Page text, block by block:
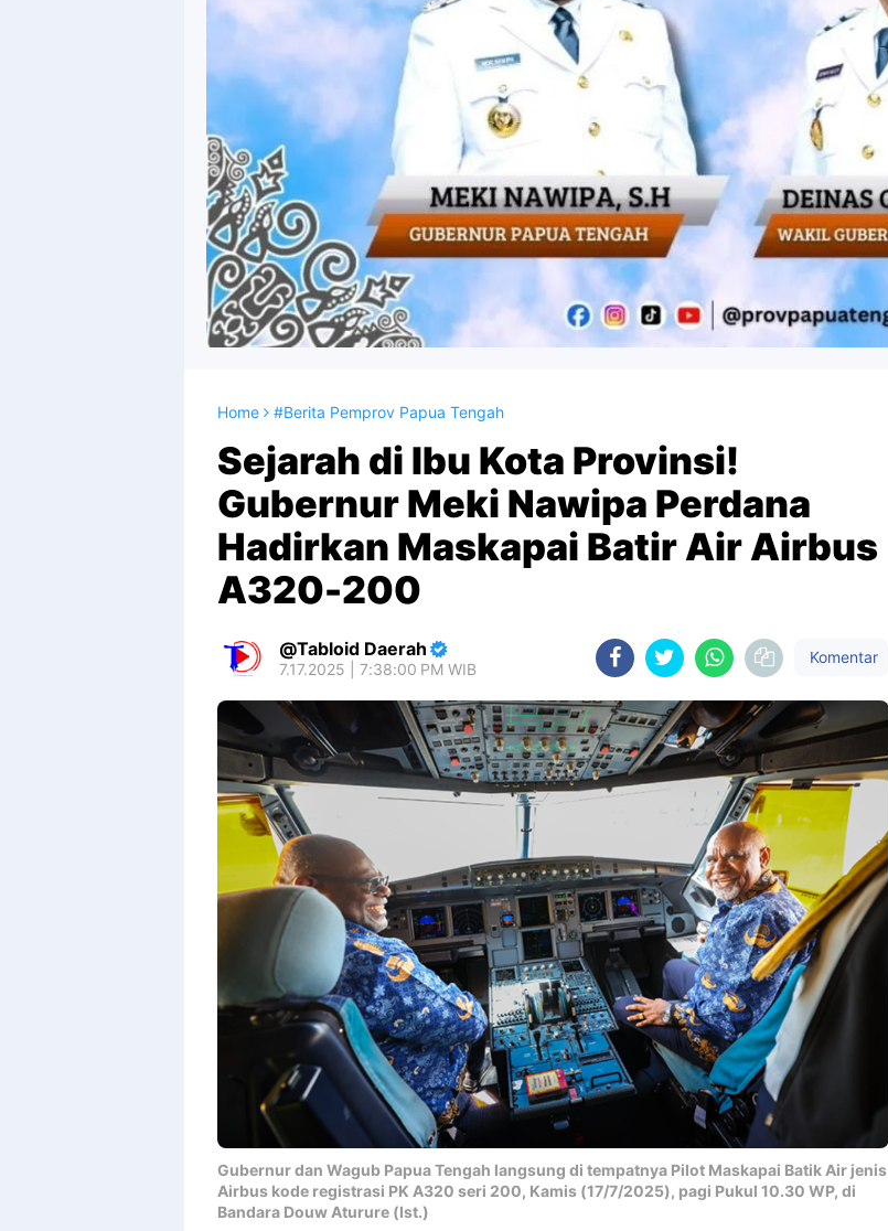
Home #Berita Pemprov Papua Tengah
Sejarah di Ibu Kota Provinsi!
Gubernur Meki Nawipa Perdana
Hadirkan Maskapai Batir Air Airbus
A320-200
Tabloid Daerah
7.17.2025 | 7:38:00 PM WIB
Komentar
Gubernur dan Wagub Papua Tengah langsung di tempatnya Pilot Maskapai Batik Air jenis
Airbus kode registrasi PK A320 seri 200, Kamis (17/7/2025), pagi Pukul 10.30 WP, di
Bandara Douw Aturure (Ist.)